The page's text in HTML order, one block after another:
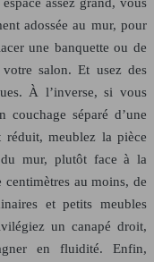
adossée au mur, pour
une banquette ou de
salon. Et usez des
À l’inverse, si vous
séparé d’une
réduit, meublez la pièce
mur, plutôt face à la
au moins, de
et petits meubles
un canapé droit,
en fluidité. Enfin,